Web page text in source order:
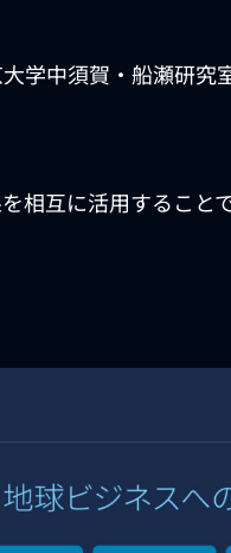
学中須賀・船瀬研究
相互に活用することで